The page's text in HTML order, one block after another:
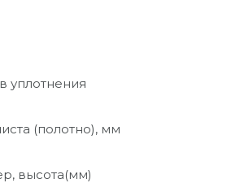
уплотнения
(полотно), мм
высота(мм)